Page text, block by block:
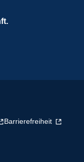
Barrierefreiheit